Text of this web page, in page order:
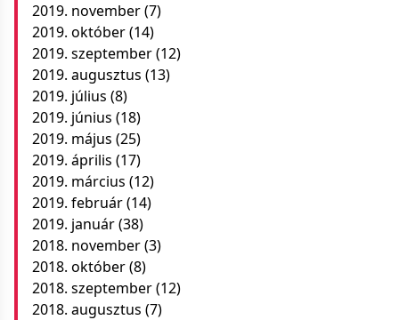
2019. november(7)
2019. október(14)
2019. szeptember(12)
2019. augusztus (13)
2019. július (8)
2019. június (18)
2019. május (25)
2019. április (17)
2019. március (12)
2019. február(14)
2019. január(38)
2018. november(3)
2018. október(8)
2018. szeptember(12)
2018. augusztus (7)